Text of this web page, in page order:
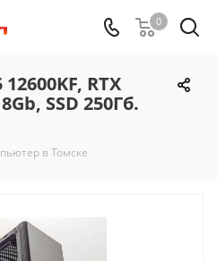
0
RTX
SSD 250Гб.
в Томске